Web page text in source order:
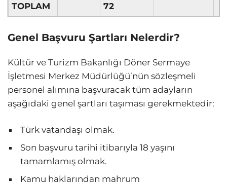
TOPLAM
72
Genel Başvuru Şartları Nelerdir?
Kültür ve Turizm Bakanlığı Döner Sermaye
İşletmesi Merkez Müdürlüğü’nün sözleşmeli
personel alımına başvuracak tüm adayların
aşağıdaki genel şartları taşıması gerekmektedir:
Türk vatandaşı olmak.
Son başvuru tarihi itibarıyla 18 yaşını
tamamlamış olmak.
Kamu haklarından mahrum